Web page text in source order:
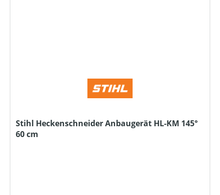
Stihl Heckenschneider Anbaugerät HL-KM 145°
60 cm